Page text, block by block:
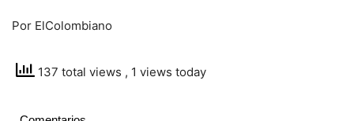
Por ElColombiano
137 total views , 1 views today